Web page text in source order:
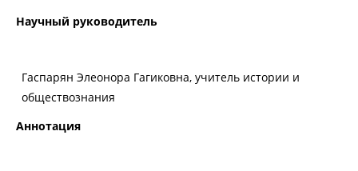
Научный руководитель
Гаспарян Элеонора Гагиковна, учитель истории и
обществознания
Аннотация